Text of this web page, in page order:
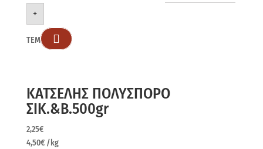
+
ΤΕΜ 
ΚΑΤΣΕΛΗΣ ΠΟΛΥΣΠΟΡΟ
ΣΙΚ.&Β.500gr
2,25€
4,50€ /kg